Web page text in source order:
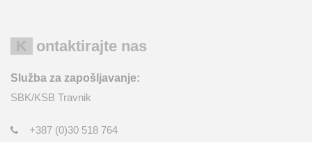
Kontaktirajte nas
Služba za zapošljavanje:
SBK/KSB Travnik
+387 (0)30 518 764